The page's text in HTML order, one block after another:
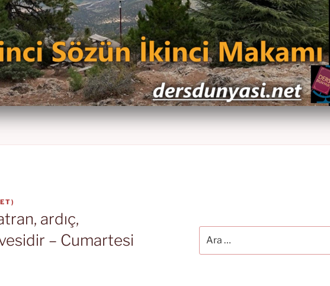
)
ardıç,
– Cumartesi